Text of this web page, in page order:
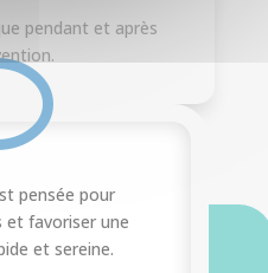
pendant et après
pensée pour
et favoriser une
et sereine.